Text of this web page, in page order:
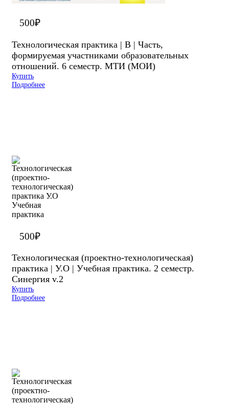
500₽
Технологическая практика | В | Часть,
формируемая участниками образовательных
отношений. 6 семестр. МТИ (МОИ)
Купить
Подробнее
500₽
Технологическая (проектно-технологическая)
практика | У.О | Учебная практика. 2 семестр.
Синергия v.2
Купить
Подробнее